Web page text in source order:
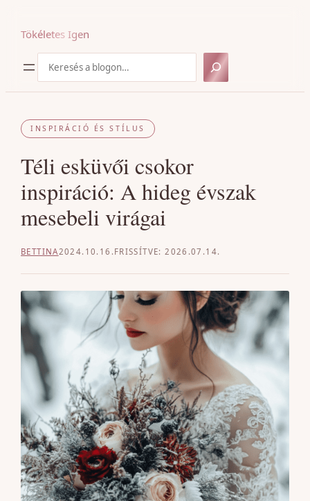
Tökéletes Igen
INSPIRÁCIÓ ÉS STÍLUS
Téli esküvői csokor
inspiráció: A hideg évszak
mesebeli virágai
BETTINA2024.10.16. 2026.07.14.